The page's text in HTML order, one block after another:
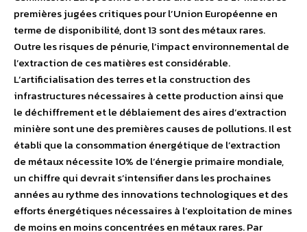
premières jugées critiques pour l’Union Européenne en
terme de disponibilité, dont 13 sont des métaux rares.
Outre les risques de pénurie, l’impact environnemental de
l’extraction de ces matières est considérable.
L’artificialisation des terres et la construction des
infrastructures nécessaires à cette production ainsi que
le déchiffrement et le déblaiement des aires d’extraction
minière sont une des premières causes de pollutions. Il est
établi que la consommation énergétique de l’extraction
de métaux nécessite 10% de l’énergie primaire mondiale,
un chiffre qui devrait s’intensifier dans les prochaines
années au rythme des innovations technologiques et des
efforts énergétiques nécessaires à l’exploitation de mines
de moins en moins concentrées en métaux rares. Par